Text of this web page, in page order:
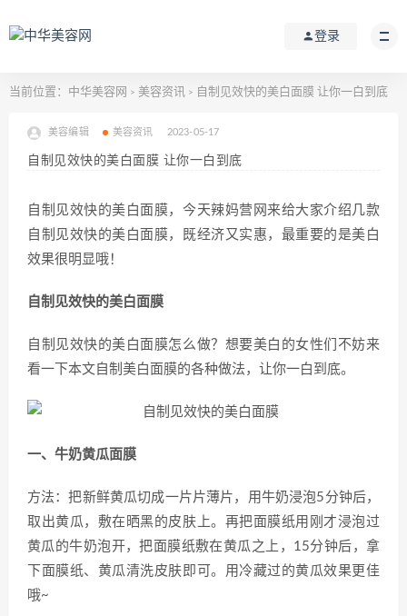
登录
当前位置： 中华美容网 > 美容资讯 > 自制见效快的美白面膜 让你一白到底
美容编辑 美容资讯 2023-05-17
自制见效快的美白面膜 让你一白到底
自制见效快的美白面膜，今天辣妈营网来给大家介绍几款
自制见效快的美白面膜，既经济又实惠，最重要的是美白
效果很明显哦！
自制见效快的美白面膜
自制见效快的美白面膜怎么做？想要美白的女性们不妨来
看一下本文自制美白面膜的各种做法，让你一白到底。
一、牛奶黄瓜面膜
方法：把新鲜黄瓜切成一片片薄片，用牛奶浸泡5分钟后，
取出黄瓜，敷在晒黑的皮肤上。再把面膜纸用刚才浸泡过
黄瓜的牛奶泡开，把面膜纸敷在黄瓜之上，15分钟后，拿
下面膜纸、黄瓜清洗皮肤即可。用冷藏过的黄瓜效果更佳
哦~